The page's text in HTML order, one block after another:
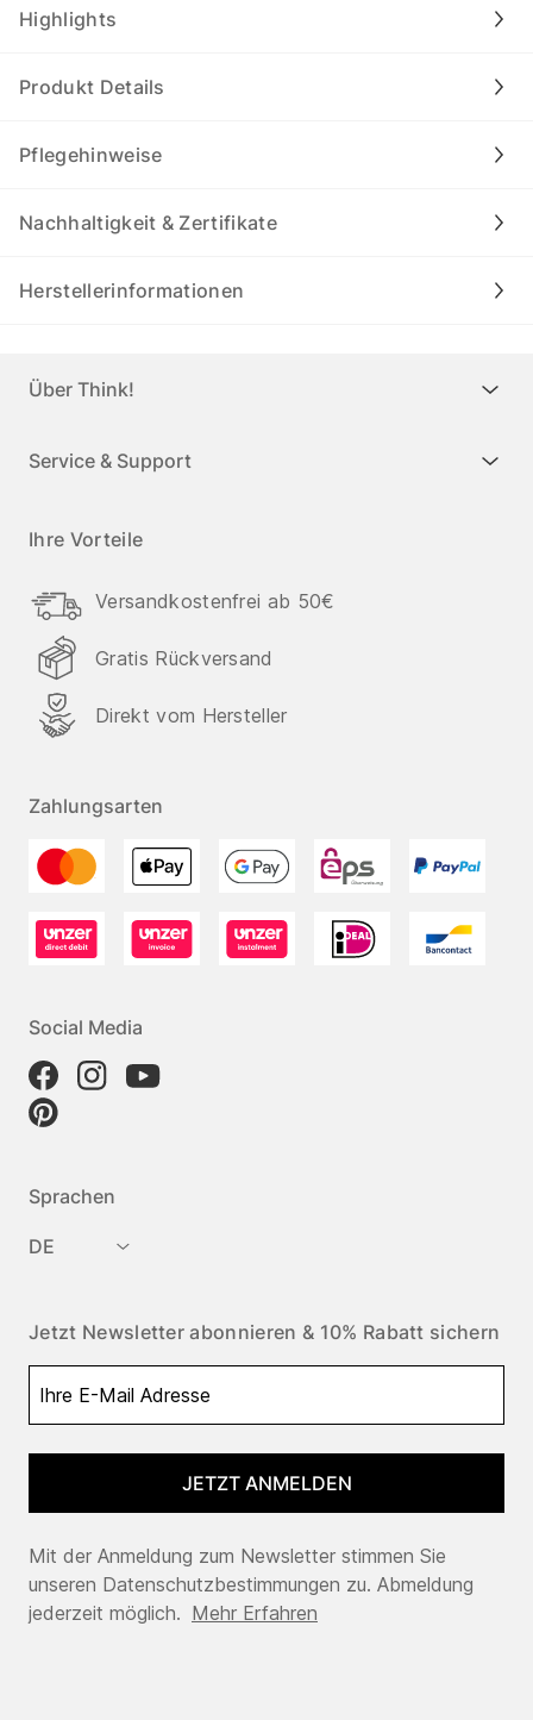
Highlights
Produkt Details
Pflegehinweise
Nachhaltigkeit & Zertifikate
Herstellerinformationen
Über Think!
Service & Support
Ihre Vorteile
Versandkostenfrei ab 50€
Gratis Rückversand
Direkt vom Hersteller
Zahlungsarten
Social Media
Sprachen
DE
Jetzt Newsletter abonnieren & 10% Rabatt sichern
JETZT ANMELDEN
Mit der Anmeldung zum Newsletter stimmen Sie
unseren Datenschutzbestimmungen zu. Abmeldung
jederzeit möglich. Mehr Erfahren